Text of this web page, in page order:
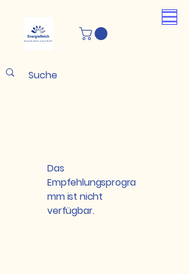
Das
Empfehlungsprogra
mm ist nicht
verfügbar.